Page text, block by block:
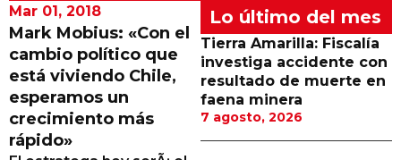
Minerí­a Subterránea
Proveedores
Canal Digital
Mar 01, 2018
Mark Mobius: «Con el
cambio político que
está viviendo Chile,
esperamos un
crecimiento más
rápido»
Lo último del mes
Tierra Amarilla: Fiscalía
investiga accidente con
resultado de muerte en
faena minera
7 agosto, 2026